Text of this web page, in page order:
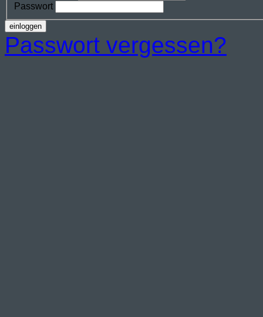
Passwort
einloggen
Passwort vergessen?